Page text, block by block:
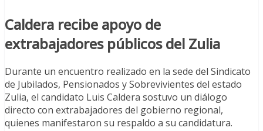
Caldera recibe apoyo de
extrabajadores públicos del Zulia
Durante un encuentro realizado en la sede del Sindicato
de Jubilados, Pensionados y Sobrevivientes del estado
Zulia, el candidato Luis Caldera sostuvo un diálogo
directo con extrabajadores del gobierno regional,
quienes manifestaron su respaldo a su candidatura.